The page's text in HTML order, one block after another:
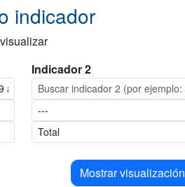
indicador
Indicador 2
Mostrar visualización